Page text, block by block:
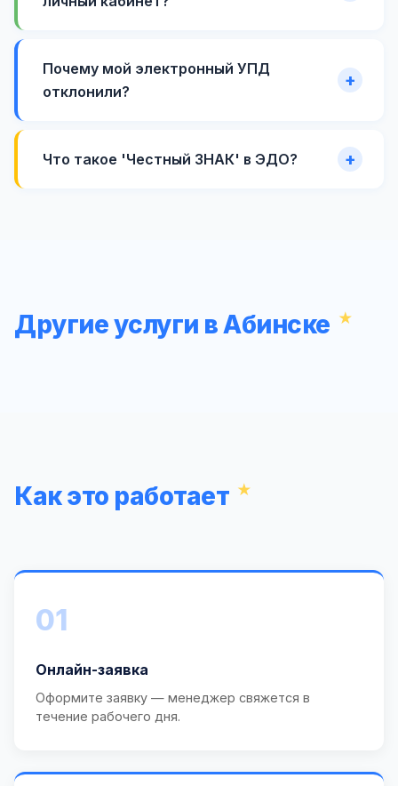
Почему мой электронный УПД
отклонили?
Что такое 'Честный ЗНАК' в ЭДО?
Другие услуги в Абинске
Как это работает
01
Онлайн-заявка
Оформите заявку — менеджер свяжется в
течение рабочего дня.